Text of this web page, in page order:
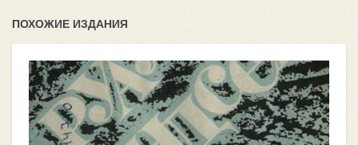
ПОХОЖИЕ ИЗДАНИЯ